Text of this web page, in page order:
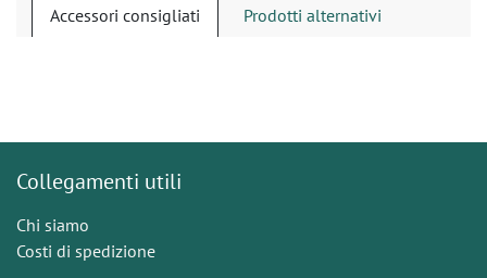
Accessori consigliati Prodotti alternativi
Collegamenti utili
Chi siamo
Costi di spedizione